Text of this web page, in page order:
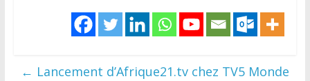
← Lancement d’Afrique21.tv chez TV5 Monde